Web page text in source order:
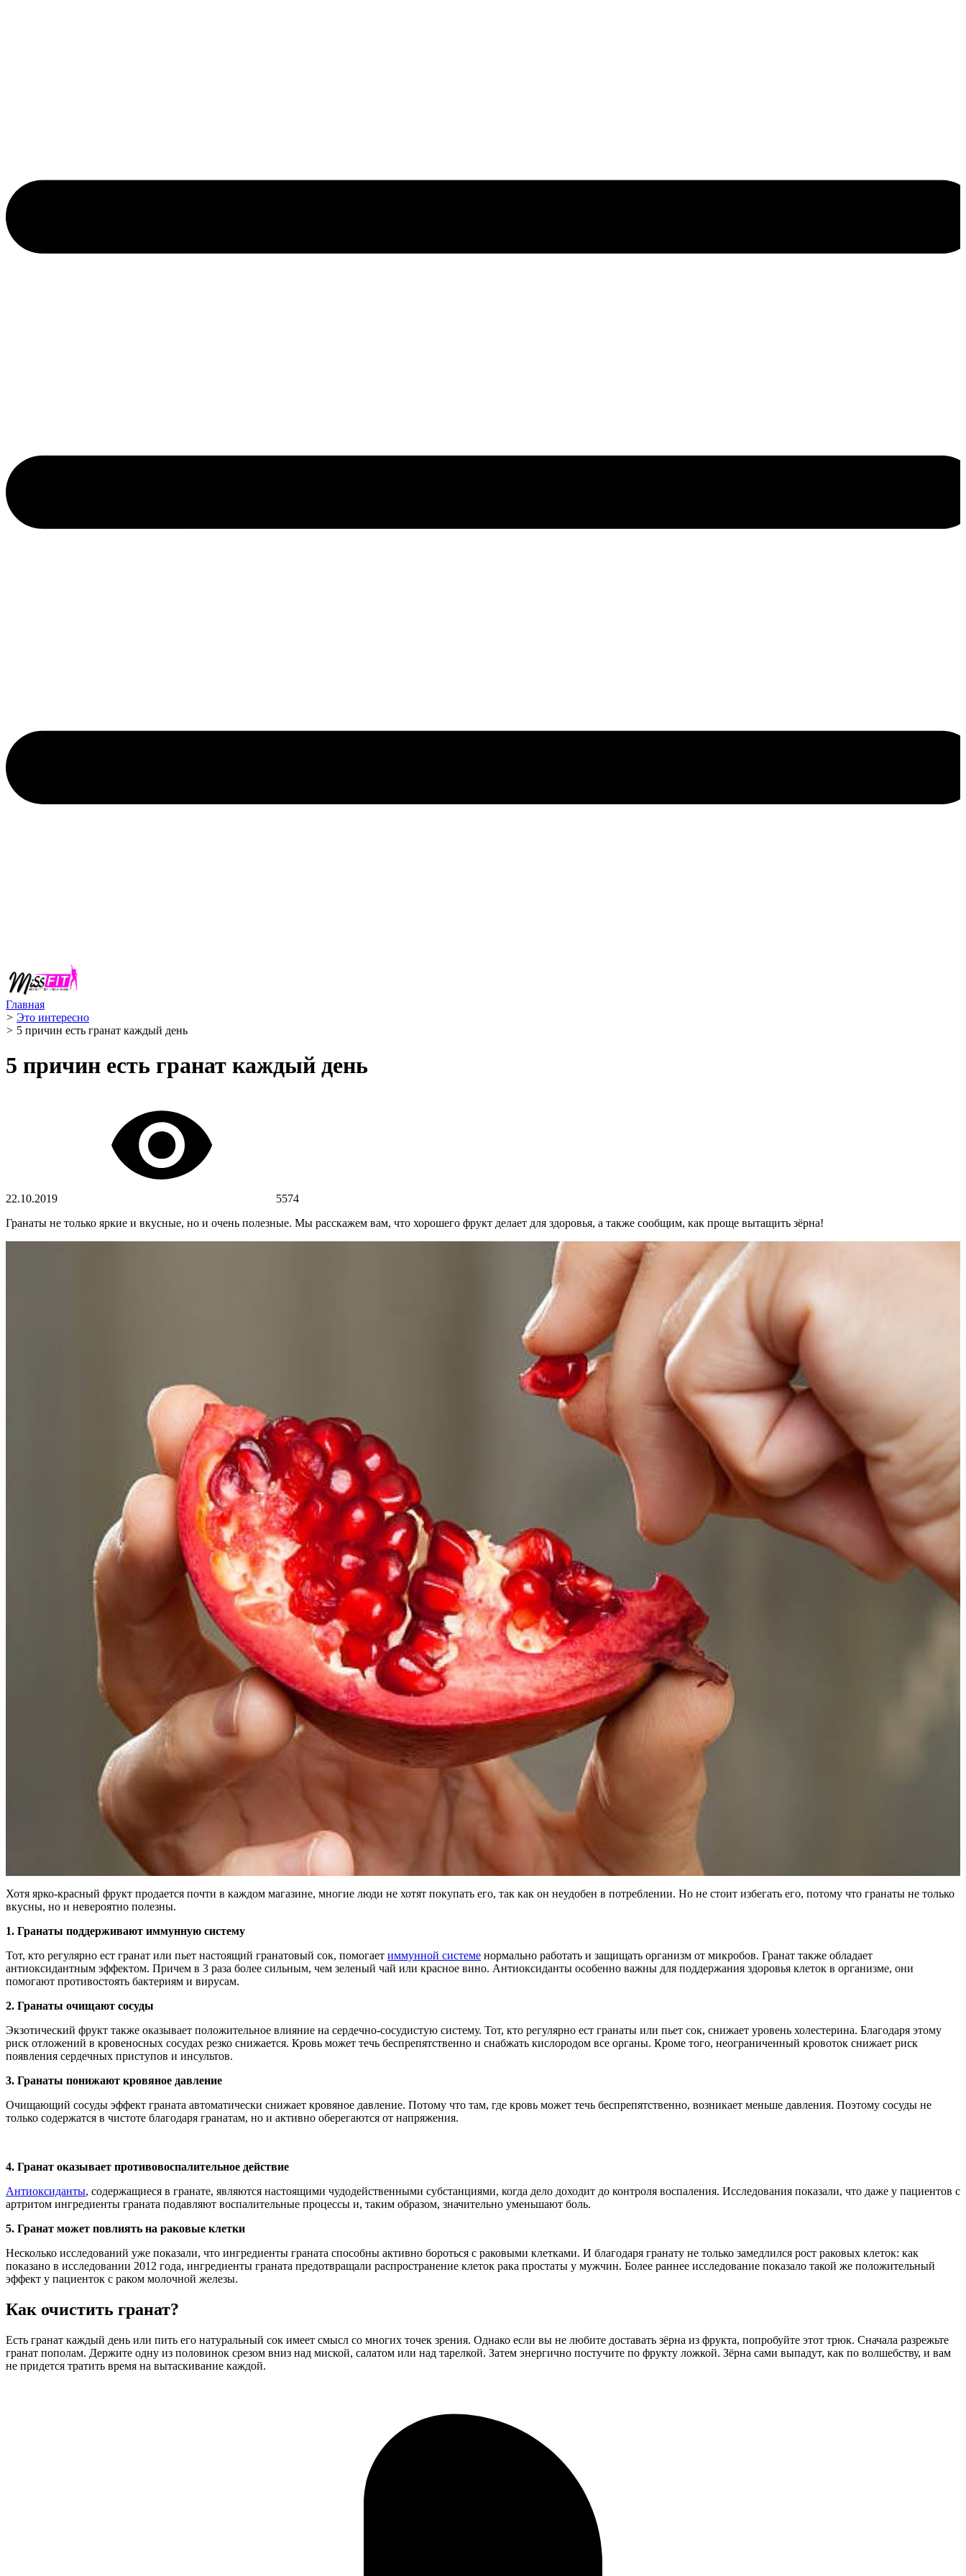
Главная
> Это интересно
> 5 причин есть гранат каждый день
5 причин есть гранат каждый день
22.10.2019
5574
Гранаты не только яркие и вкусные, но и очень полезные. Мы расскажем вам, что хорошего фрукт делает для здоровья, а также сообщим, как проще вытащить зёрна!
Хотя ярко-красный фрукт продается почти в каждом магазине, многие люди не хотят покупать его, так как он неудобен в потреблении. Но не стоит избегать его, потому что гранаты не только
вкусны, но и невероятно полезны.
1. Гранаты поддерживают иммунную систему
Тот, кто регулярно ест гранат или пьет настоящий гранатовый сок, помогает иммунной системе нормально работать и защищать организм от микробов. Гранат также обладает
антиоксидантным эффектом. Причем в 3 раза более сильным, чем зеленый чай или красное вино. Антиоксиданты особенно важны для поддержания здоровья клеток в организме, они
помогают противостоять бактериям и вирусам.
2. Гранаты очищают сосуды
Экзотический фрукт также оказывает положительное влияние на сердечно-сосудистую систему. Тот, кто регулярно ест гранаты или пьет сок, снижает уровень холестерина. Благодаря этому
риск отложений в кровеносных сосудах резко снижается. Кровь может течь беспрепятственно и снабжать кислородом все органы. Кроме того, неограниченный кровоток снижает риск
появления сердечных приступов и инсультов.
3. Гранаты понижают кровяное давление
Очищающий сосуды эффект граната автоматически снижает кровяное давление. Потому что там, где кровь может течь беспрепятственно, возникает меньше давления. Поэтому сосуды не
только содержатся в чистоте благодаря гранатам, но и активно оберегаются от напряжения.
4. Гранат оказывает противовоспалительное действие
Антиоксиданты, содержащиеся в гранате, являются настоящими чудодейственными субстанциями, когда дело доходит до контроля воспаления. Исследования показали, что даже у пациентов с
артритом ингредиенты граната подавляют воспалительные процессы и, таким образом, значительно уменьшают боль.
5. Гранат может повлиять на раковые клетки
Несколько исследований уже показали, что ингредиенты граната способны активно бороться с раковыми клетками. И благодаря гранату не только замедлился рост раковых клеток: как
показано в исследовании 2012 года, ингредиенты граната предотвращали распространение клеток рака простаты у мужчин. Более раннее исследование показало такой же положительный
эффект у пациенток с раком молочной железы.
Как очистить гранат?
Есть гранат каждый день или пить его натуральный сок имеет смысл со многих точек зрения. Однако если вы не любите доставать зёрна из фрукта, попробуйте этот трюк. Сначала разрежьте
гранат пополам. Держите одну из половинок срезом вниз над миской, салатом или над тарелкой. Затем энергично постучите по фрукту ложкой. Зёрна сами выпадут, как по волшебству, и вам
не придется тратить время на вытаскивание каждой.